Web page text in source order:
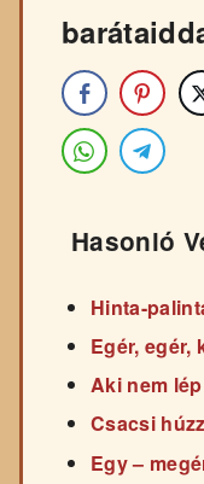
Hasonló
Hinta-
Egér, egér,
Aki nem
Csacsi
Egy –